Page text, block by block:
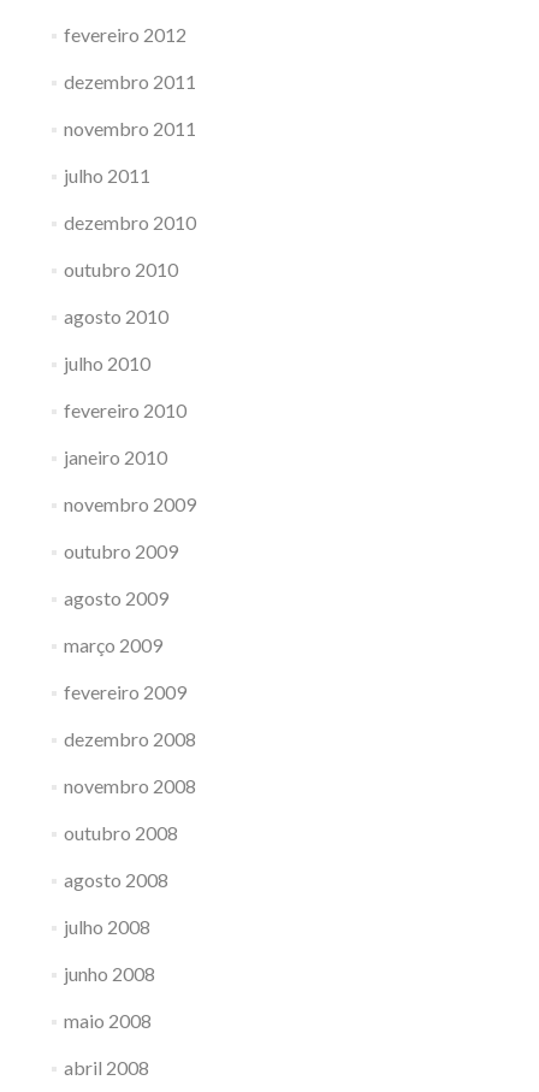
fevereiro 2012
dezembro 2011
novembro 2011
julho 2011
dezembro 2010
outubro 2010
agosto 2010
julho 2010
fevereiro 2010
janeiro 2010
novembro 2009
outubro 2009
agosto 2009
março 2009
fevereiro 2009
dezembro 2008
novembro 2008
outubro 2008
agosto 2008
julho 2008
junho 2008
maio 2008
abril 2008